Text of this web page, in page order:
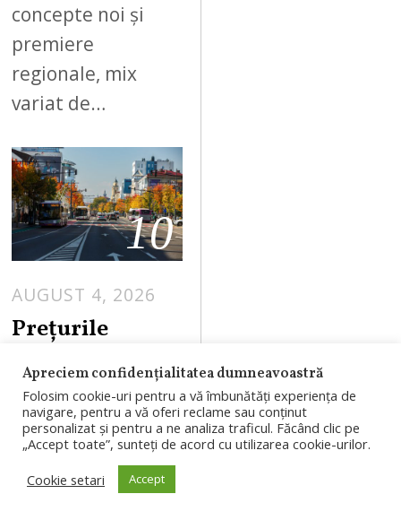
concepte noi și
premiere
regionale, mix
variat de…
10
AUGUST 4, 2026
Prețurile
apartamentelo
r din Cluj au
scăzut ușor în
iulie. Topul
celor mai
scumpe zone
Apreciem confidențialitatea dumneavoastră
Folosim cookie-uri pentru a vă îmbunătăți experiența de
navigare, pentru a vă oferi reclame sau conținut
personalizat și pentru a ne analiza traficul. Făcând clic pe
„Accept toate”, sunteți de acord cu utilizarea cookie-urilor.
Cookie setari
Accept